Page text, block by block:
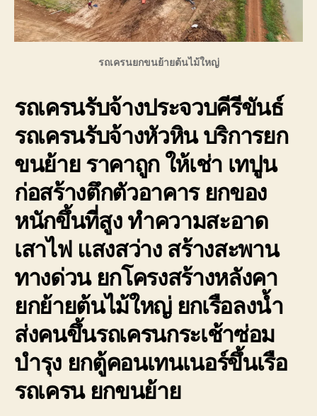
รถเครนยกขนย้ายต้นไม้ใหญ่
รถเครนรับจ้างประจวบคีรีขันธ์
รถเครนรับจ้างหัวหิน บริการยก
ขนย้าย ราคาถูก ให้เช่า เทปูน
ก่อสร้างตึกตัวอาคาร ยกของ
หนักขึ้นที่สูง ทำความสะอาด
เสาไฟ แสงสว่าง สร้างสะพาน
ทางด่วน ยกโครงสร้างหลังคา
ยกย้ายต้นไม้ใหญ่ ยกเรือลงน้ำ
ส่งคนขึ้นรถเครนกระเช้าซ่อม
บำรุง ยกตู้คอนเทนเนอร์ขึ้นเรือ
รถเครน ยกขนย้าย